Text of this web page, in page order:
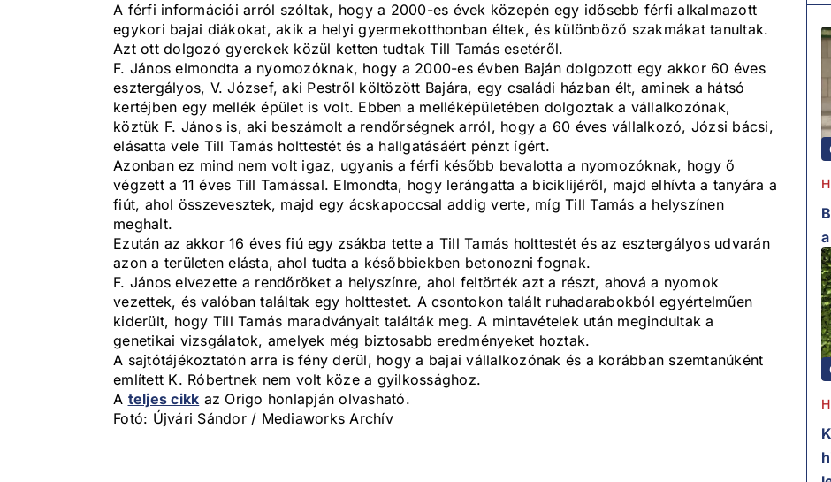
A férfi információi arról szóltak, hogy a 2000-es évek közepén egy idősebb férfi alkalmazott
egykori bajai diákokat, akik a helyi gyermekotthonban éltek, és különböző szakmákat tanultak.
Azt ott dolgozó gyerekek közül ketten tudtak Till Tamás esetéről.
F. János elmondta a nyomozóknak, hogy a 2000-es évben Baján dolgozott egy akkor 60 éves
esztergályos, V. József, aki Pestről költözött Bajára, egy családi házban élt, aminek a hátsó
kertéjben egy mellék épület is volt. Ebben a melléképületében dolgoztak a vállalkozónak,
köztük F. János is, aki beszámolt a rendőrségnek arról, hogy a 60 éves vállalkozó, Józsi bácsi,
elásatta vele Till Tamás holttestét és a hallgatásáért pénzt ígért.
Azonban ez mind nem volt igaz, ugyanis a férfi később bevalotta a nyomozóknak, hogy ő
végzett a 11 éves Till Tamással. Elmondta, hogy lerángatta a biciklijéről, majd elhívta a tanyára a
fiút, ahol összevesztek, majd egy ácskapoccsal addig verte, míg Till Tamás a helyszínen
meghalt.
Ezután az akkor 16 éves fiú egy zsákba tette a Till Tamás holttestét és az esztergályos udvarán
azon a területen elásta, ahol tudta a későbbiekben betonozni fognak.
F. János elvezette a rendőröket a helyszínre, ahol feltörték azt a részt, ahová a nyomok
vezettek, és valóban találtak egy holttestet. A csontokon talált ruhadarabokból egyértelműen
kiderült, hogy Till Tamás maradványait találták meg. A mintavételek után megindultak a
genetikai vizsgálatok, amelyek még biztosabb eredményeket hoztak.
A sajtótájékoztatón arra is fény derül, hogy a bajai vállalkozónak és a korábban szemtanúként
említett K. Róbertnek nem volt köze a gyilkossághoz.
A teljes cikk az Origo honlapján olvasható.
Fotó: Újvári Sándor / Mediaworks Archív